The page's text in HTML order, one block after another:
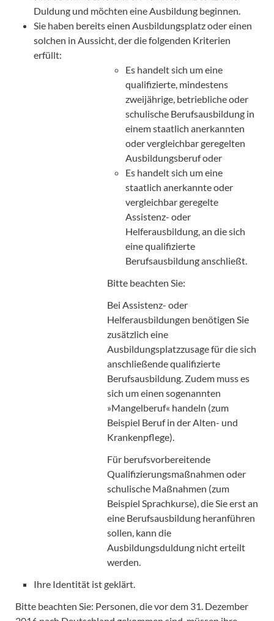
Duldung und möchten eine Ausbildung beginnen.
Sie haben bereits einen Ausbildungsplatz oder einen
solchen in Aussicht, der die folgenden Kriterien
erfüllt:
Es handelt sich um eine
qualifizierte, mindestens
zweijährige, betriebliche oder
schulische Berufsausbildung in
einem staatlich anerkannten
oder vergleichbar geregelten
Ausbildungsberuf oder
Es handelt sich um eine
staatlich anerkannte oder
vergleichbar geregelte
Assistenz- oder
Helferausbildung, an die sich
eine qualifizierte
Berufsausbildung anschließt.
Bitte beachten Sie:
Bei Assistenz- oder
Helferausbildungen benötigen Sie
zusätzlich eine
Ausbildungsplatzzusage für die sich
anschließende qualifizierte
Berufsausbildung. Zudem muss es
sich um einen sogenannten
»Mangelberuf« handeln (zum
Beispiel Beruf in der Alten- und
Krankenpflege).
Für berufsvorbereitende
Qualifizierungsmaßnahmen oder
schulische Maßnahmen (zum
Beispiel Sprachkurse), die Sie erst an
eine Berufsausbildung heranführen
sollen, kann die
Ausbildungsduldung nicht erteilt
werden.
Ihre Identität ist geklärt.
Bitte beachten Sie: Personen, die vor dem 31. Dezember